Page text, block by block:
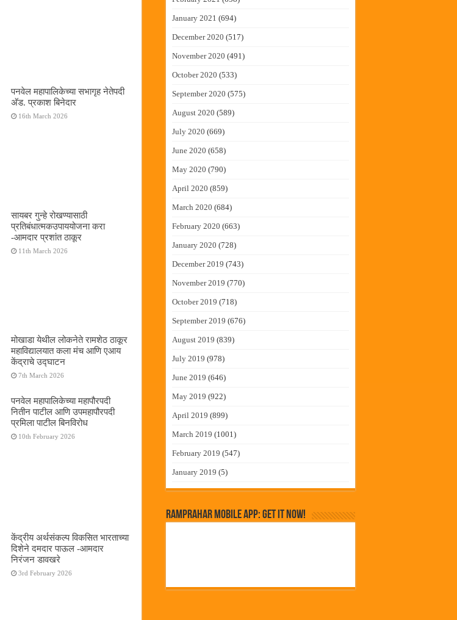
पनवेल महापालिकेच्या सभागृह नेतेपदी
अ‍ॅड. प्रकाश बिनेदार
16th March 2026
सायबर गुन्हे रोखण्यासाठी
प्रतिबंधात्मकउपाययोजना करा
-आमदार प्रशांत ठाकूर
11th March 2026
मोखाडा येथील लोकनेते रामशेठ ठाकूर
महाविद्यालयात कला मंच आणि एआय
केंद्राचे उद्घाटन
7th March 2026
पनवेल महापालिकेच्या महापौरपदी
नितीन पाटील आणि उपमहापौरपदी
प्रमिला पाटील बिनविरोध
10th February 2026
केंद्रीय अर्थसंकल्प विकसित भारताच्या
दिशेने दमदार पाऊल -आमदार
निरंजन डावखरे
3rd February 2026
January 2021 (694)
December 2020 (517)
November 2020 (491)
October 2020 (533)
September 2020 (575)
August 2020 (589)
July 2020 (669)
June 2020 (658)
May 2020 (790)
April 2020 (859)
March 2020 (684)
February 2020 (663)
January 2020 (728)
December 2019 (743)
November 2019 (770)
October 2019 (718)
September 2019 (676)
August 2019 (839)
July 2019 (978)
June 2019 (646)
May 2019 (922)
April 2019 (899)
March 2019 (1001)
February 2019 (547)
January 2019 (5)
RamPrahar Mobile App: Get it Now!